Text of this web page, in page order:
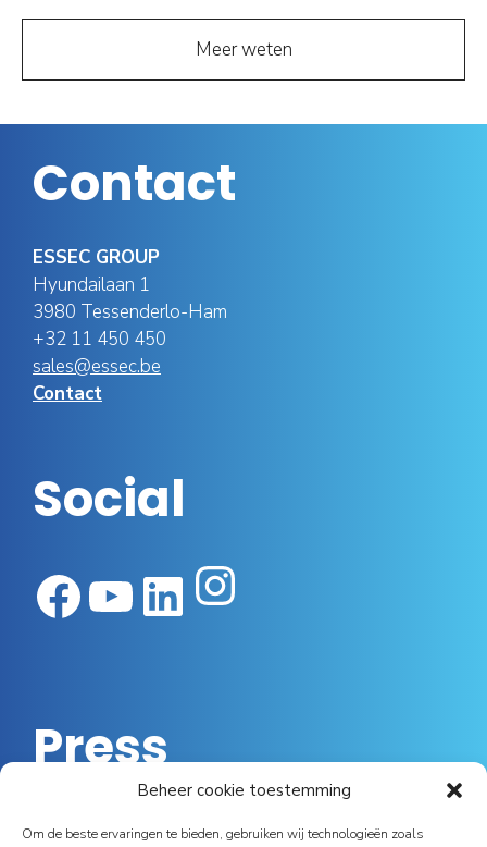
Beheer cookie toestemming
Om de beste ervaringen te bieden, gebruiken wij technologieën zoals
Meer weten
Contact
ESSEC GROUP
Hyundailaan 1
3980 Tessenderlo-Ham
+32 11 450 450
sales@essec.be
Contact
Social
Facebook
YouTube
LinkedIn
Instagram
Press